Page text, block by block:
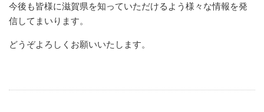
今後も皆様に滋賀県を知っていただけるよう様々な情報を発
信してまいります。
どうぞよろしくお願いいたします。